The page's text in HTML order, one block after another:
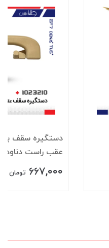
دستگيره سقف
عقب راست
667,000 تومان